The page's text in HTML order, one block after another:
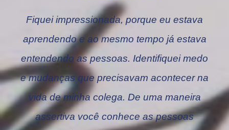
Fiquei impressionada, porque eu estava
aprendendo e ao mesmo tempo já estava
entendendo as pessoas. Identifiquei medo
e mudanças que precisavam acontecer na
vida de minha colega. De uma maneira
assertiva você conhece as pessoas